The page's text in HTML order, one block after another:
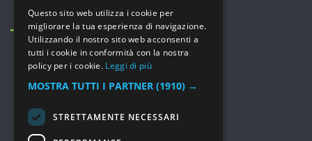
MENU
Questo sito web utilizza i cookie per
migliorare la tua esperienza di navigazione.
Utilizzando il nostro sito web acconsenti a
tutti i cookie in conformità con la nostra
policy per i cookie. Leggi di più
MOSTRA TUTTI I PARTNER (1910) →
STRETTAMENTE NECESSARI